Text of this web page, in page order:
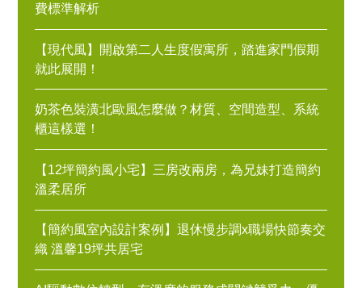
費標準解析
【現代風】開啟第二人生度假寓所，踏進家門假期
就此展開！
奶茶色裝潢北歐風怎麼做？材質、空間造型、系統
櫃這樣選！
【12坪簡約風小宅】三房改兩房，為兄妹打造簡約
溫柔居所
【簡約風室內設計案例】退休慢步調x職場快節奏交
織 溫馨19坪共居宅